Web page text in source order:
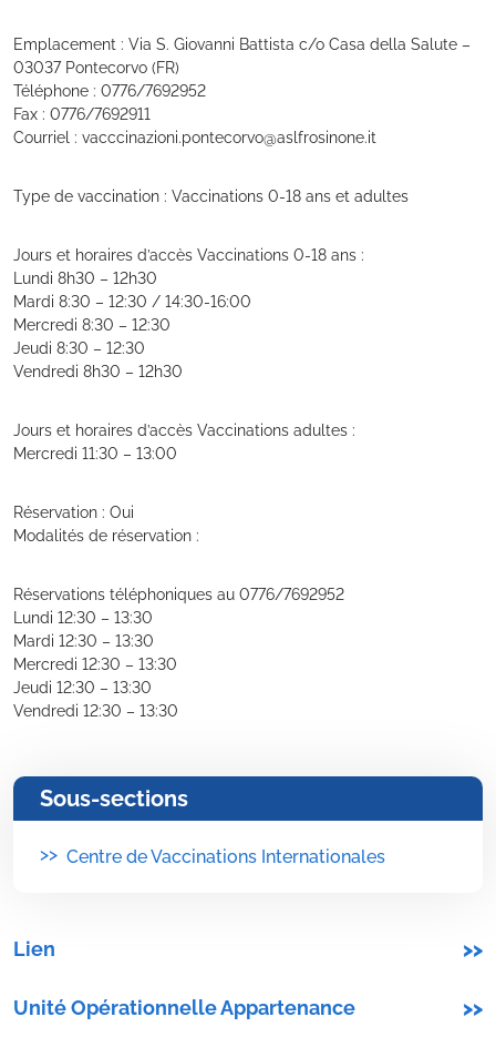
Emplacement : Via S. Giovanni Battista c/o Casa della Salute –
03037 Pontecorvo (FR)
Téléphone : 0776/7692952
Fax : 0776/7692911
Courriel : vacccinazioni.pontecorvo@aslfrosinone.it
Type de vaccination : Vaccinations 0-18 ans et adultes
Jours et horaires d’accès Vaccinations 0-18 ans :
Lundi 8h30 – 12h30
Mardi 8:30 – 12:30 / 14:30-16:00
Mercredi 8:30 – 12:30
Jeudi 8:30 – 12:30
Vendredi 8h30 – 12h30
Jours et horaires d’accès Vaccinations adultes :
Mercredi 11:30 – 13:00
Réservation : Oui
Modalités de réservation :
Réservations téléphoniques au 0776/7692952
Lundi 12:30 – 13:30
Mardi 12:30 – 13:30
Mercredi 12:30 – 13:30
Jeudi 12:30 – 13:30
Vendredi 12:30 – 13:30
Sous-sections
>> Centre de Vaccinations Internationales
Lien >>
Unité Opérationnelle Appartenance >>